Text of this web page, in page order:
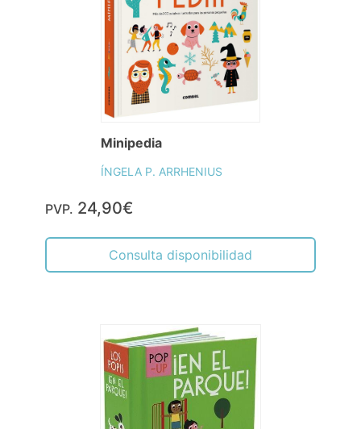
Minipedia
ÍNGELA P. ARRHENIUS
PVP. 24,90€
Consulta disponibilidad